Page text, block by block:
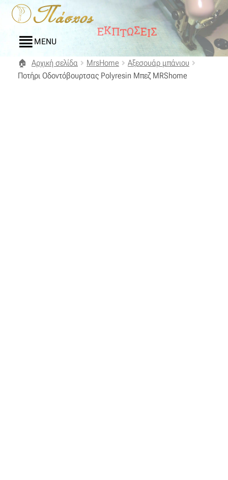
Απευθείας
μετάβαση
στην
πλοήγηση
Μετάβαση
σε
περιεχόμενο
MENU
ΑρχικήΑρχική σελίδα MrsHome
Αξεσουάρ μπάνιου
Ποτήρι Οδοντόβουρτσας Polyresin Μπεζ MRShome